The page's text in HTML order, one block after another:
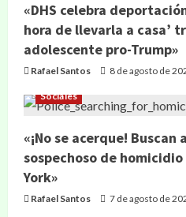
«DHS celebra
hora de llevarla a casa’
adolescente pro-Trump»
Rafael Santos 8 de agosto de
Sociales
«¡No se acerque! Buscan
sospechoso de
York»
Rafael Santos 7 de agosto de